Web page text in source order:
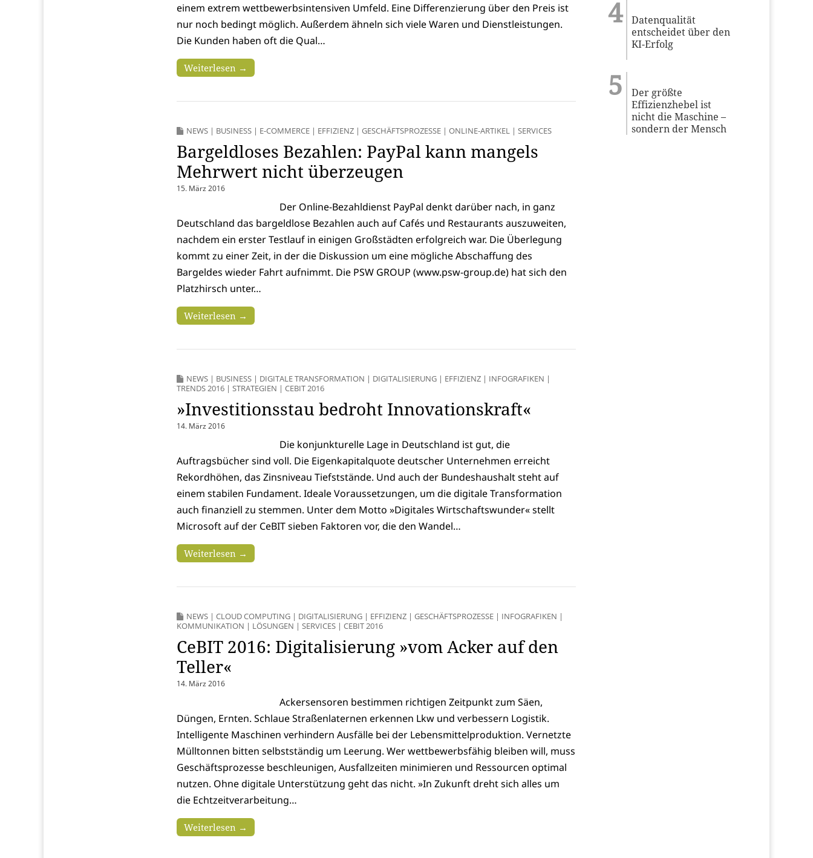
einem extrem wettbewerbsintensiven Umfeld. Eine Differenzierung über den Preis ist
nur noch bedingt möglich. Außerdem ähneln sich viele Waren und Dienstleistungen.
Die Kunden haben oft die Qual…
Weiterlesen →
NEWS| BUSINESS| E-COMMERCE| EFFIZIENZ| GESCHÄFTSPROZESSE| ONLINE-ARTIKEL| SERVICES
Bargeldloses Bezahlen: PayPal kann mangels
Mehrwert nicht überzeugen
15. März 2016
Der Online-Bezahldienst PayPal denkt darüber nach, in ganz
Deutschland das bargeldlose Bezahlen auch auf Cafés und Restaurants auszuweiten,
nachdem ein erster Testlauf in einigen Großstädten erfolgreich war. Die Überlegung
kommt zu einer Zeit, in der die Diskussion um eine mögliche Abschaffung des
Bargeldes wieder Fahrt aufnimmt. Die PSW GROUP (www.psw-group.de) hat sich den
Platzhirsch unter…
Weiterlesen →
NEWS| BUSINESS| DIGITALE TRANSFORMATION | DIGITALISIERUNG| EFFIZIENZ| INFOGRAFIKEN |
TRENDS 2016| STRATEGIEN | CEBIT 2016
»Investitionsstau bedroht Innovationskraft«
14. März 2016
Die konjunkturelle Lage in Deutschland ist gut, die
Auftragsbücher sind voll. Die Eigenkapitalquote deutscher Unternehmen erreicht
Rekordhöhen, das Zinsniveau Tiefststände. Und auch der Bundeshaushalt steht auf
einem stabilen Fundament. Ideale Voraussetzungen, um die digitale Transformation
auch finanziell zu stemmen. Unter dem Motto »Digitales Wirtschaftswunder« stellt
Microsoft auf der CeBIT sieben Faktoren vor, die den Wandel…
Weiterlesen →
NEWS| CLOUD COMPUTING| DIGITALISIERUNG| EFFIZIENZ| GESCHÄFTSPROZESSE| INFOGRAFIKEN |
KOMMUNIKATION | LÖSUNGEN | SERVICES| CEBIT 2016
CeBIT 2016: Digitalisierung »vom Acker auf den
Teller«
14. März 2016
Ackersensoren bestimmen richtigen Zeitpunkt zum Säen,
Düngen, Ernten. Schlaue Straßenlaternen erkennen Lkw und verbessern Logistik.
Intelligente Maschinen verhindern Ausfälle bei der Lebensmittelproduktion. Vernetzte
Mülltonnen bitten selbstständig um Leerung. Wer wettbewerbsfähig bleiben will, muss
Geschäftsprozesse beschleunigen, Ausfallzeiten minimieren und Ressourcen optimal
nutzen. Ohne digitale Unterstützung geht das nicht. »In Zukunft dreht sich alles um
die Echtzeitverarbeitung…
Weiterlesen →
Datenqualität
entscheidet über den
KI-Erfolg
Der größte
Effizienzhebel ist
nicht die Maschine –
sondern der Mensch